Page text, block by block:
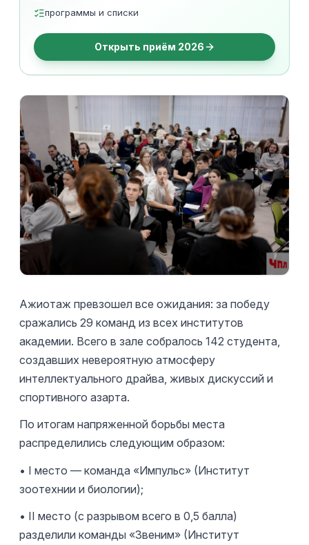
программы и списки
Открыть приём 2026
Ажиотаж превзошел все ожидания: за победу
сражались 29 команд из всех институтов
академии. Всего в зале собралось 142 студента,
создавших невероятную атмосферу
интеллектуального драйва, живых дискуссий и
спортивного азарта.
По итогам напряженной борьбы места
распределились следующим образом:
• I место — команда «Импульс» (Институт
зоотехнии и биологии);
• II место (с разрывом всего в 0,5 балла)
разделили команды «Звеним» (Институт